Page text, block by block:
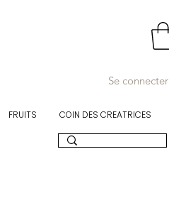
Se connecter
FRUITS COIN DES CREATRICES